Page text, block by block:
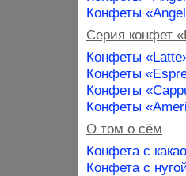
Конфеты
Серия конфет
Конфеты
Конфеты
Конфеты
Конфеты
О том о сём
Конфета с
Конфета с